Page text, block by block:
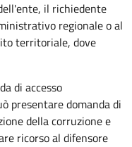
il richiedente
regionale o al
territoriale, dove
di accesso
presentare domanda di
della corruzione e
ricorso al difensore